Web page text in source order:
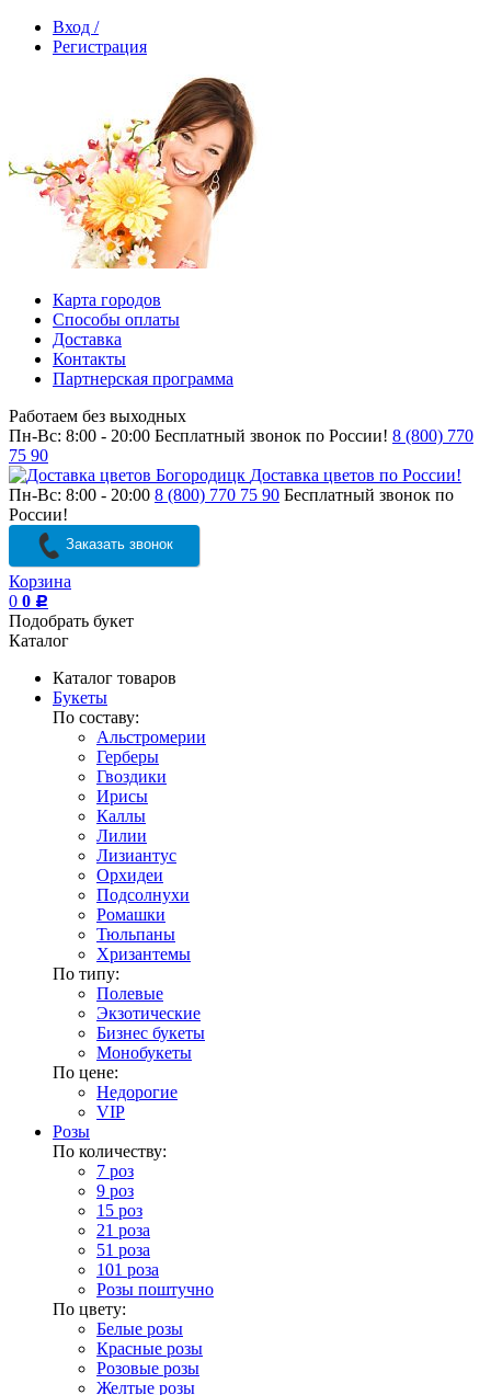
Вход /
Регистрация
Карта городов
Способы оплаты
Доставка
Контакты
Партнерская программа
Работаем без выходных
Пн-Вс: 8:00 - 20:00 Бесплатный звонок по России! 8 (800) 770
75 90
Доставка цветов по России!
Пн-Вс: 8:00 - 20:00 8 (800) 770 75 90 Бесплатный звонок по
России!
Заказать звонок
Корзина
0 0 Р
Подобрать букет
Каталог
Каталог товаров
Букеты
По составу:
Альстромерии
Герберы
Гвоздики
Ирисы
Каллы
Лилии
Лизиантус
Орхидеи
Подсолнухи
Ромашки
Тюльпаны
Хризантемы
По типу:
Полевые
Экзотические
Бизнес букеты
Монобукеты
По цене:
Недорогие
VIP
Розы
По количеству:
7 роз
9 роз
15 роз
21 роза
51 роза
101 роза
Розы поштучно
По цвету:
Белые розы
Красные розы
Розовые розы
Желтые розы